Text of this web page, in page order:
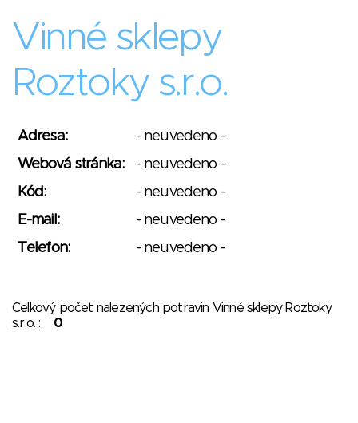
Vinné sklepy
Roztoky s.r.o.
Adresa:
- neuvedeno -
Webová stránka:
- neuvedeno -
Kód:
- neuvedeno -
E-mail:
- neuvedeno -
Telefon:
- neuvedeno -
Celkový počet nalezených potravin Vinné sklepy Roztoky
s.r.o. : 0